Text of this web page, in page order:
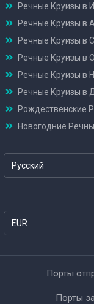
Речные Круизы в
Речные Круизы в
Речные Круизы в
Речные Круизы в
Речные Круизы в
Речные Круизы в
Рождественские
Новогодние
Русский
EUR
Порты
Порты